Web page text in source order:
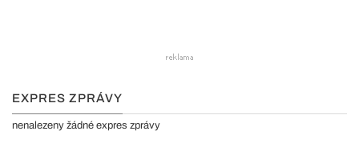
EXPRES ZPRÁVY
nenalezeny žádné expres zprávy